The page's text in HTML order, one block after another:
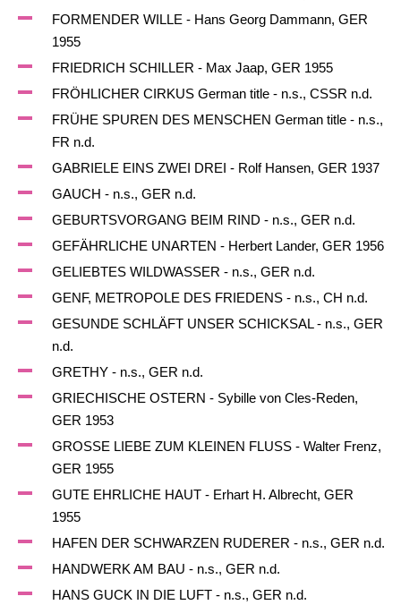
FORMENDER WILLE - Hans Georg Dammann, GER
1955
FRIEDRICH SCHILLER - Max Jaap, GER 1955
FRÖHLICHER CIRKUS German title - n.s., CSSR n.d.
FRÜHE SPUREN DES MENSCHEN German title - n.s.,
FR n.d.
GABRIELE EINS ZWEI DREI - Rolf Hansen, GER 1937
GAUCH - n.s., GER n.d.
GEBURTSVORGANG BEIM RIND - n.s., GER n.d.
GEFÄHRLICHE UNARTEN - Herbert Lander, GER 1956
GELIEBTES WILDWASSER - n.s., GER n.d.
GENF, METROPOLE DES FRIEDENS - n.s., CH n.d.
GESUNDE SCHLÄFT UNSER SCHICKSAL - n.s., GER
n.d.
GRETHY - n.s., GER n.d.
GRIECHISCHE OSTERN - Sybille von Cles-Reden,
GER 1953
GROSSE LIEBE ZUM KLEINEN FLUSS - Walter Frenz,
GER 1955
GUTE EHRLICHE HAUT - Erhart H. Albrecht, GER
1955
HAFEN DER SCHWARZEN RUDERER - n.s., GER n.d.
HANDWERK AM BAU - n.s., GER n.d.
HANS GUCK IN DIE LUFT - n.s., GER n.d.